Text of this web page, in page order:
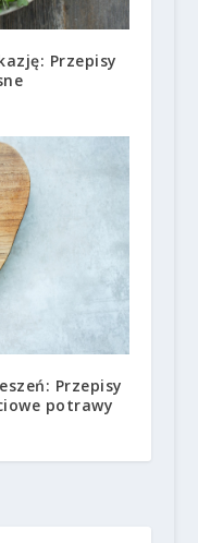
Przepisy
Przepisy
potrawy